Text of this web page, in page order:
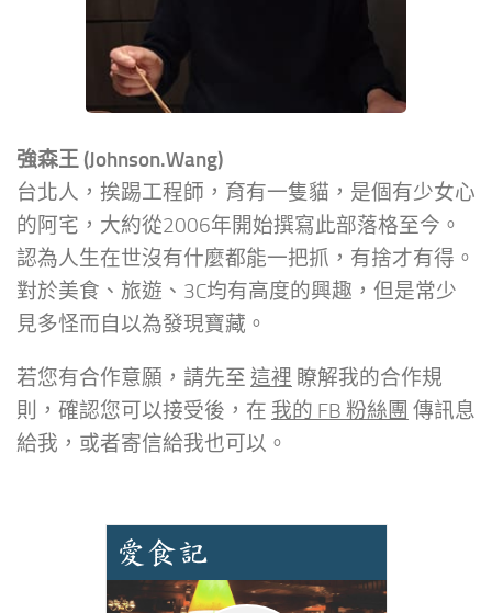
強森王 (Johnson.Wang)
台北人，挨踢工程師，育有一隻貓，是個有少女心
的阿宅，大約從2006年開始撰寫此部落格至今。
認為人生在世沒有什麼都能一把抓，有捨才有得。
對於美食、旅遊、3C均有高度的興趣，但是常少
見多怪而自以為發現寶藏。
若您有合作意願，請先至 這裡 瞭解我的合作規
則，確認您可以接受後，在 我的 FB 粉絲團 傳訊息
給我，或者寄信給我也可以。